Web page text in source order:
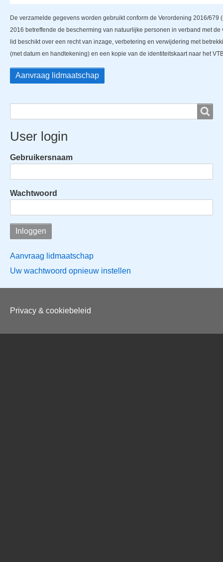
De verzamelde gegevens worden gebruikt conform de Verordening 2016/
2016 betreffende de bescherming van natuurlijke personen in verband met
lid beschikt over een recht van inzage, verbetering en verwijdering met
(met datum en handtekening) en een kopie van de identiteitskaart naar het
User login
Gebruikersnaam
Wachtwoord
Aanvraag lidmaatschap
Uw wachtwoord opnieuw instellen
Voet
Privacy & cookiebeleid